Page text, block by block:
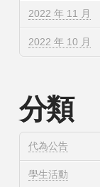
2022 年 11 月
2022 年 10 月
分類
代為公告
學生活動